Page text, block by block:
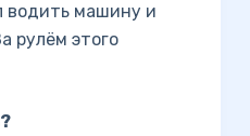
водить машину и
рулём этого